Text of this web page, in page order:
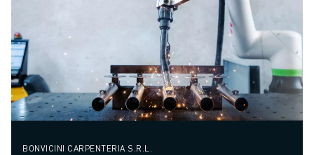
BONVICINI CARPENTERIA S.R.L.